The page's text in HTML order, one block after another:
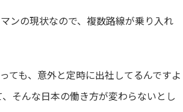
ンの現状なので、複数路線が乗り入れ
ても、意外と定時に出社してるんですよ
そんな日本の働き方が変わらないとし